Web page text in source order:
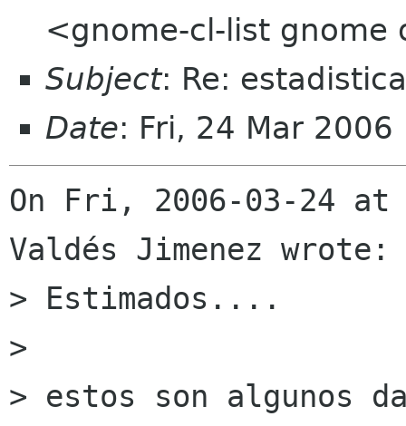
<gnome-cl-list gnome
Subject: Re:
Date: Fri, 24 Mar
On Fri, 2006-03-24
Valdés Jimenez wrote:
> Estimados....
>
> estos son algunos